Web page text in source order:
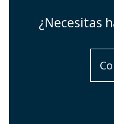
¿Necesitas